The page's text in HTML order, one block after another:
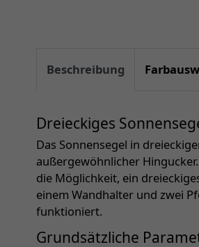
Beschreibung
Dreieckiges
Das Sonnensegel in
außergewöhnlicher
die Möglichkeit, ein
einem Wandhalter und zwei
funktioniert.
Grundsätzliche